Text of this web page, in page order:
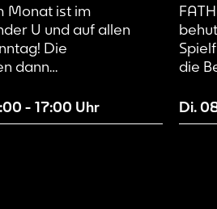
Monat ist im
U und auf allen
Die
dann
- 17:00 Uhr
die
in
Di.